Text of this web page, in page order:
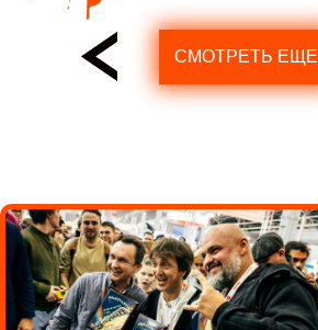
СМОТРЕТЬ ЕЩЕ